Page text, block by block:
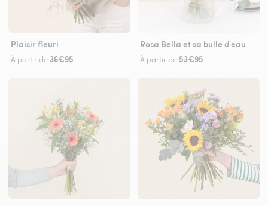
Plaisir fleuri
À partir de 36€95
Rosa Bella et sa bulle d'eau
À partir de 53€95